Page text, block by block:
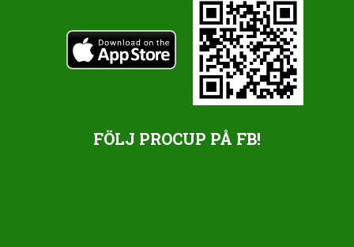
FÖLJ PROCUP PÅ FB!